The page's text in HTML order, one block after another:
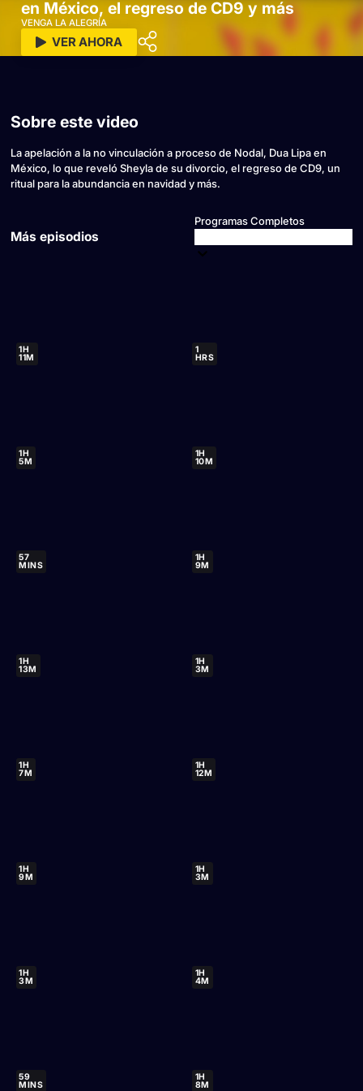
en México, el regreso de CD9 y más
VENGA LA ALEGRÍA
VER AHORA
Sobre este video
La apelación a la no vinculación a proceso de Nodal, Dua Lipa en
México, lo que reveló Sheyla de su divorcio, el regreso de CD9, un
ritual para la abundancia en navidad y más.
Más episodios
Programas Completos
1H
11M
1
HRS
1H
5M
1H
10M
57
MINS
1H
9M
1H
13M
1H
3M
1H
7M
1H
12M
1H
9M
1H
3M
1H
3M
1H
4M
59
MINS
1H
8M